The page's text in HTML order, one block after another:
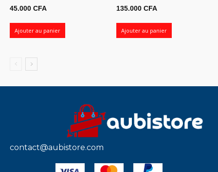
45.000 CFA
Ajouter au panier
135.000 CFA
Ajouter au panier
contact@aubistore.com